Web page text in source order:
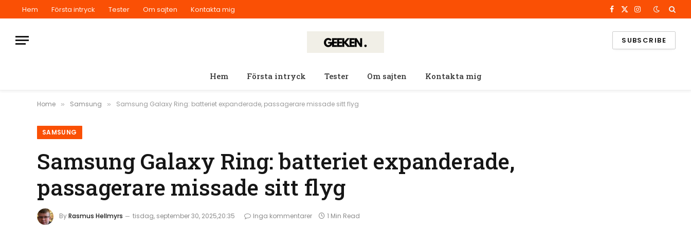
Hem Första intryck Tester Om sajten Kontakta mig Facebook
X
Instagram
SUBSCRIBE
Hem Första intryck Tester Om sajten Kontakta mig
Home » Samsung » Samsung Galaxy Ring: batteriet expanderade, passagerare missade sitt flyg
SAMSUNG
Samsung Galaxy Ring: batteriet expanderade,
passagerare missade sitt flyg
ByRasmus Hellmyrs tisdag, september 30, 2025,20:35 Inga kommentarer 1 Min Read